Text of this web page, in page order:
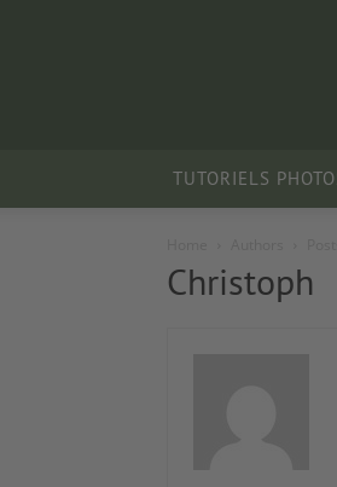
TUTORIELS
Christoph